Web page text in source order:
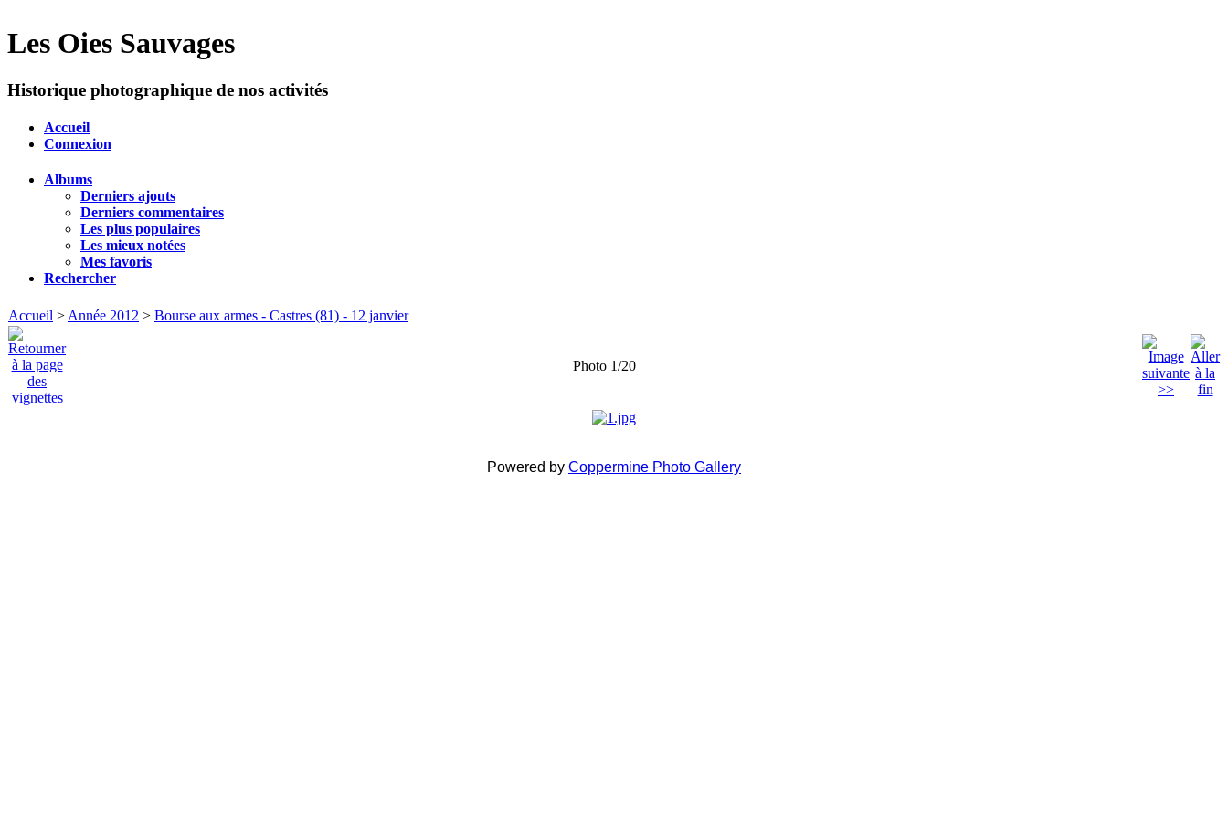
Les Oies Sauvages
Historique photographique de nos activités
Accueil
Connexion
Albums
Derniers ajouts
Derniers commentaires
Les plus populaires
Les mieux notées
Mes favoris
Rechercher
Accueil > Année 2012 > Bourse aux armes - Castres (81) - 12 janvier
Photo 1/20
Powered by Coppermine Photo Gallery